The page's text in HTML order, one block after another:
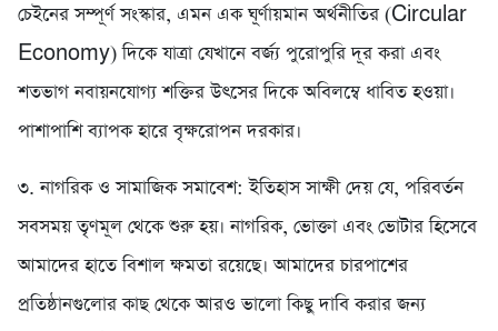
চেইনের সম্পূর্ণ সংস্কার, এমন এক ঘূর্ণায়মান অর্থনীতির (Circular
Economy) দিকে যাত্রা যেখানে বর্জ্য পুরোপুরি দূর করা এবং
শতভাগ নবায়নযোগ্য শক্তির উৎসের দিকে অবিলম্বে ধাবিত হওয়া।
পাশাপাশি ব্যাপক হারে বৃক্ষরোপন দরকার।
৩. নাগরিক ও সামাজিক সমাবেশ: ইতিহাস সাক্ষী দেয় যে, পরিবর্তন
সবসময় তৃণমূল থেকে শুরু হয়। নাগরিক, ভোক্তা এবং ভোটার হিসেবে
আমাদের হাতে বিশাল ক্ষমতা রয়েছে। আমাদের চারপাশের
প্রতিষ্ঠানগুলোর কাছ থেকে আরও ভালো কিছু দাবি করার জন্য